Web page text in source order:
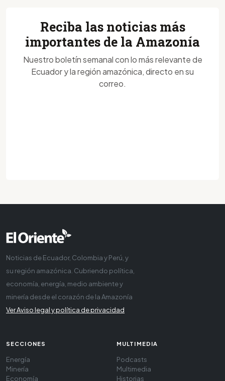
Reciba las noticias más
importantes de la Amazonía
Nuestro boletín semanal con lo más relevante de
Ecuador y la región amazónica, directo en su
correo.
Noticias de Ecuador, Colombia y Perú, y
su región amazónica. Cubriendo política,
economía, energía, medio ambiente y
minería desde el corazón de la Amazonía
Ver Aviso legal y política de privacidad
SECCIONES
Energía
Minería
Economía
MULTIMEDIA
Podcasts
Multimedia
Historias